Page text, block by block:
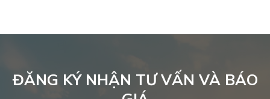
ĐĂNG KÝ NHẬN TƯ VẤN VÀ BÁO